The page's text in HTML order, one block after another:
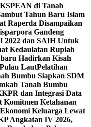
di Tanah
Tahun Baru Islam
Raperda Disampaikan
Gandeng
2022 dan SAIH Untuk
Kedaulatan Rupiah
Hadirkan Kisah
LautPelatihan
Bumbu Siapkan SDM
Tanah Bumbu
dan Integrasi Data
Ketahanan
Keluarga Lewat
Angkatan IV 2026,